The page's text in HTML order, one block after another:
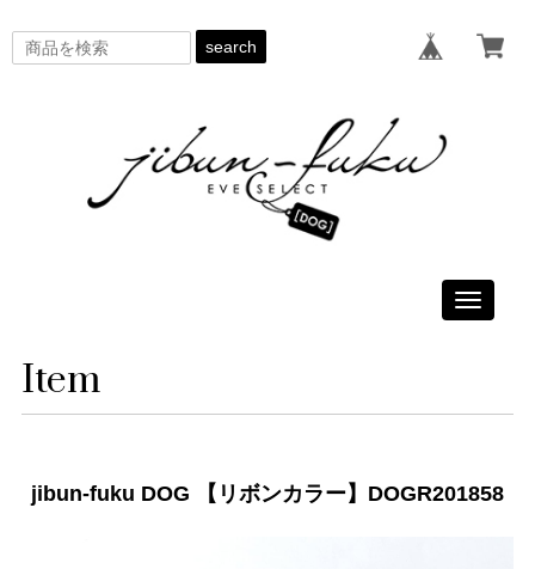
search
Toggle
Item
jibun-fuku DOG 【リボンカラー】DOGR201858